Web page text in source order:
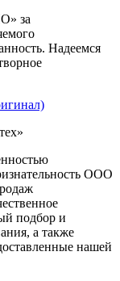
за
Надеемся
ООО
подбор и
а также
нашей